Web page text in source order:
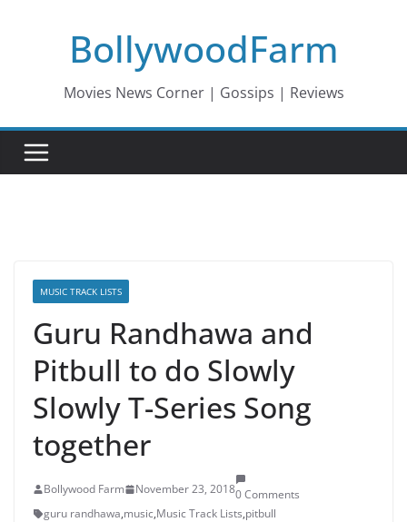
BollywoodFarm
Movies News Corner | Gossips | Reviews
MUSIC TRACK LISTS
Guru Randhawa and
Pitbull to do Slowly
Slowly T-Series Song
together
Bollywood Farm November 23, 20180 Comments
guru randhawa,music,Music Track Lists,pitbull